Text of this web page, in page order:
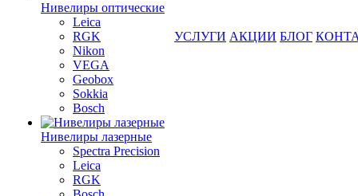
Нивелиры оптические
Leica
RGK
Nikon
VEGA
Geobox
Sokkia
Bosch
Нивелиры лазерные
Spectra Precision
Leica
RGK
УСЛУГИ АКЦИИ БЛОГ